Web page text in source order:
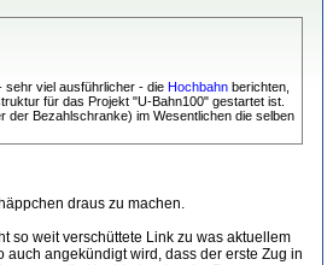
sehr viel ausführlicher - die Hochbahn berichten,
für das Projekt "U-Bahn100" gestartet ist.
der Bezahlschranke) im Wesentlichen die selben
draus zu machen.
so weit verschüttete Link zu was aktuellem
auch angekündigt wird, dass der erste Zug in